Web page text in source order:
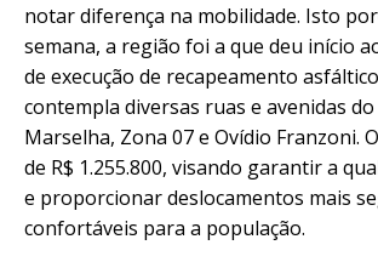
notar diferença na mobilidade. Isto
semana, a região foi a que deu início
de execução de recapeamento
contempla diversas ruas e avenidas
Marselha, Zona 07 e Ovídio Franzoni.
de R$ 1.255.800, visando garantir a
e proporcionar deslocamentos mais
confortáveis para a população.